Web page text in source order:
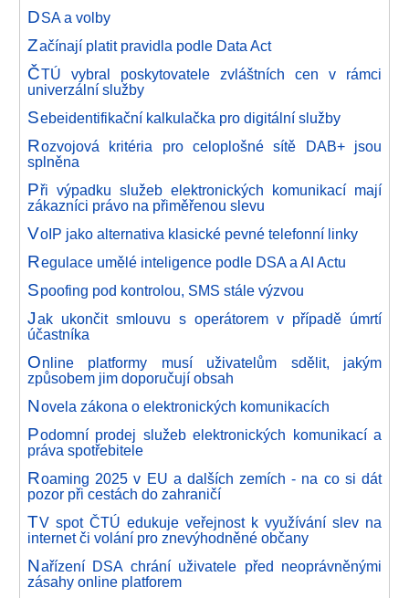
DSA a volby
Začínají platit pravidla podle Data Act
ČTÚ vybral poskytovatele zvláštních cen v rámci
univerzální služby
Sebeidentifikační kalkulačka pro digitální služby
Rozvojová kritéria pro celoplošné sítě DAB+ jsou
splněna
Při výpadku služeb elektronických komunikací mají
zákazníci právo na přiměřenou slevu
VoIP jako alternativa klasické pevné telefonní linky
Regulace umělé inteligence podle DSA a AI Actu
Spoofing pod kontrolou, SMS stále výzvou
Jak ukončit smlouvu s operátorem v případě úmrtí
účastníka
Online platformy musí uživatelům sdělit, jakým
způsobem jim doporučují obsah
Novela zákona o elektronických komunikacích
Podomní prodej služeb elektronických komunikací a
práva spotřebitele
Roaming 2025 v EU a dalších zemích - na co si dát
pozor při cestách do zahraničí
TV spot ČTÚ edukuje veřejnost k využívání slev na
internet či volání pro znevýhodněné občany
Nařízení DSA chrání uživatele před neoprávněnými
zásahy online platforem